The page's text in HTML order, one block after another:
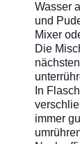
Wasser
und
Mixer
Die
In
immer